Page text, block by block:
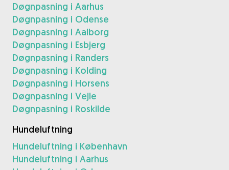
Døgnpasning i Aarhus
Døgnpasning i Odense
Døgnpasning i Aalborg
Døgnpasning i Esbjerg
Døgnpasning i Randers
Døgnpasning i Kolding
Døgnpasning i Horsens
Døgnpasning i Vejle
Døgnpasning i Roskilde
Hundeluftning
Hundeluftning i København
Hundeluftning i Aarhus